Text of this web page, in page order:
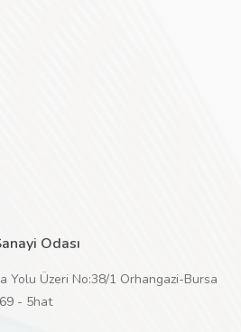
Odası
Yolu Üzeri No:38/1 Orhangazi-Bursa
- 5hat